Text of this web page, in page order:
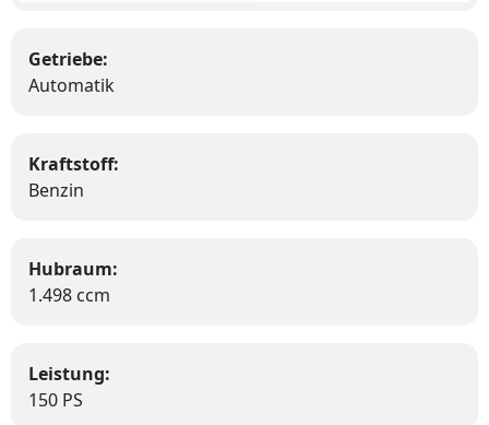
Getriebe:
Automatik
Kraftstoff:
Benzin
Hubraum:
1.498 ccm
Leistung:
150 PS